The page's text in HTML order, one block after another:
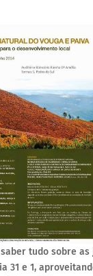
tudo sobre as
31 e 1,